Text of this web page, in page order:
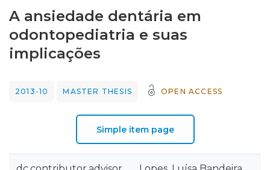
Statistics
A ansiedade dentária em
odontopediatria e suas
implicações
2013-10 MASTER THESIS OPEN ACCESS
Simple item page